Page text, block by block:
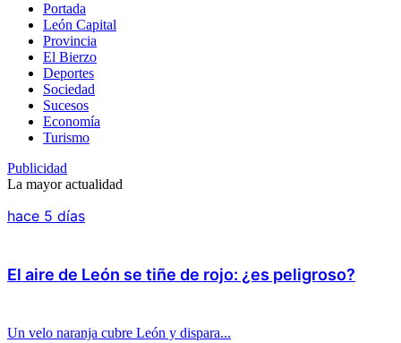
Portada
León Capital
Provincia
El Bierzo
Deportes
Sociedad
Sucesos
Economía
Turismo
Publicidad
La mayor actualidad
hace 5 días
El aire de León se tiñe de rojo: ¿es peligroso?
Un velo naranja cubre León y dispara...